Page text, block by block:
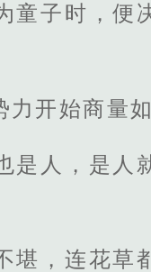
童子时，便
开始商量
是人，是人
堪，连花草